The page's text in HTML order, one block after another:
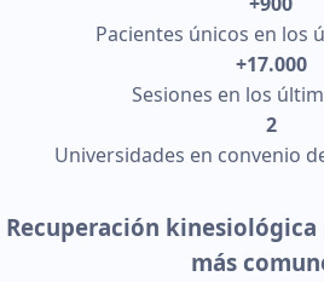
Pacientes únicos en los
+17.000
Sesiones en los
2
Universidades en convenio
Recuperación kinesiológica
más